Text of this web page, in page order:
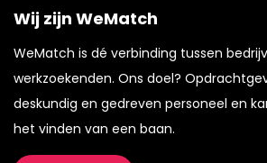
Wij zijn WeMatch
WeMatch is dé verbinding tussen
werkzoekenden. Ons doel?
deskundig en gedreven personeel en
het vinden van een baan.